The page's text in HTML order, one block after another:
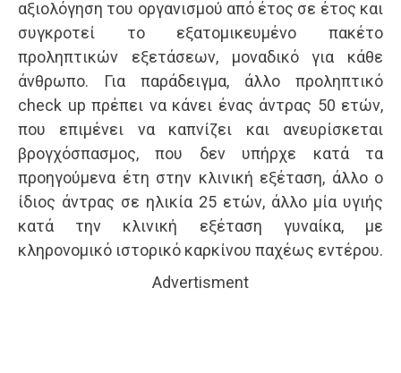
αξιολόγηση του οργανισμού από έτος σε έτος και
συγκροτεί το εξατομικευμένο πακέτο
προληπτικών εξετάσεων, μοναδικό για κάθε
άνθρωπο. Για παράδειγμα, άλλο προληπτικό
check up πρέπει να κάνει ένας άντρας 50 ετών,
που επιμένει να καπνίζει και ανευρίσκεται
βρογχόσπασμος, που δεν υπήρχε κατά τα
προηγούμενα έτη στην κλινική εξέταση, άλλο ο
ίδιος άντρας σε ηλικία 25 ετών, άλλο μία υγιής
κατά την κλινική εξέταση γυναίκα, με
κληρονομικό ιστορικό καρκίνου παχέως εντέρου.
Advertisment